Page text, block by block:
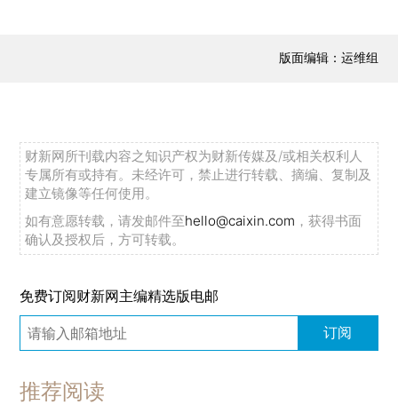
版面编辑：运维组
财新网所刊载内容之知识产权为财新传媒及/或相关权利人
专属所有或持有。未经许可，禁止进行转载、摘编、复制及
建立镜像等任何使用。
如有意愿转载，请发邮件至hello@caixin.com ，获得书面
确认及授权后，方可转载。
免费订阅财新网主编精选版电邮
订阅
推荐阅读